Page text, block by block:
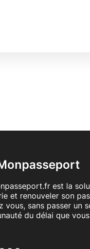
est la
et renouveler son
vous, sans passer un
du délai que